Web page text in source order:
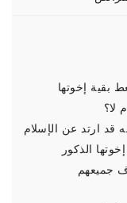
بقية إخوتها
لا؟
ارتد عن الإسلام
الذكور
جميعهم